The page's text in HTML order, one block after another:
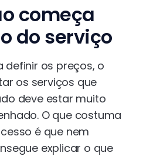
começa
do serviço
definir os preços, o
os serviços que
deve estar muito
O que costuma
é que nem
explicar o que